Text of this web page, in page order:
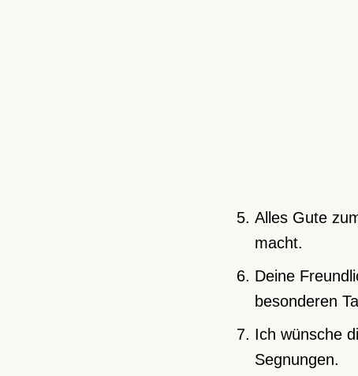
Alles Gute
macht.
Deine
besonderen
Ich wünsche
Segnungen.